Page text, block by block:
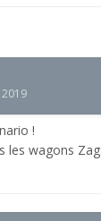
!
wagons